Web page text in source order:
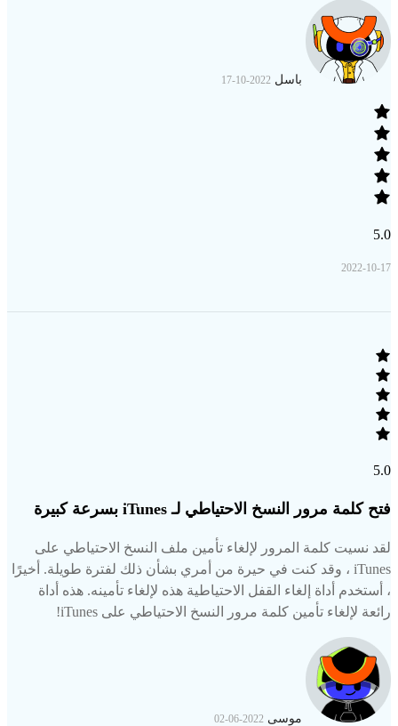
باسل 2022-10-17
5.0
2022-10-17
5.0
فتح كلمة مرور النسخ الاحتياطي لـ iTunes بسرعة كبيرة
لقد نسيت كلمة المرور لإلغاء تأمين ملف النسخ الاحتياطي على
iTunes ، وقد كنت في حيرة من أمري بشأن ذلك لفترة طويلة. أخيرًا
، أستخدم أداة إلغاء القفل الاحتياطية هذه لإلغاء تأمينه. هذه أداة
رائعة لإلغاء تأمين كلمة مرور النسخ الاحتياطي على iTunes!
موسى 2022-06-02